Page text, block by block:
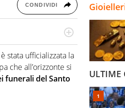
CONDIVIDI
e collaborato con
storica. Si occupa
stata ufficializzata la
che all’orizzonte si
funerali del Santo
ULTIME